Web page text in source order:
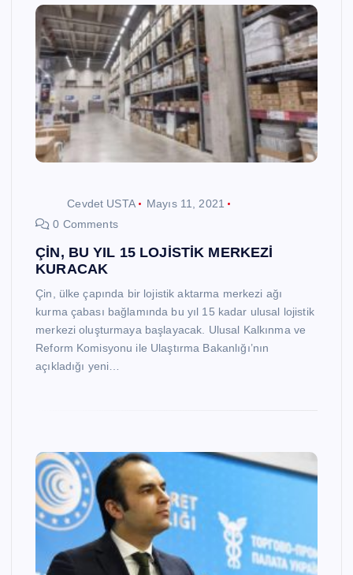
Cevdet USTA
Mayıs 11, 2021
0 Comments
ÇİN, BU YIL 15 LOJİSTİK MERKEZİ
KURACAK
Çin, ülke çapında bir lojistik aktarma merkezi ağı
kurma çabası bağlamında bu yıl 15 kadar ulusal lojistik
merkezi oluşturmaya başlayacak. Ulusal Kalkınma ve
Reform Komisyonu ile Ulaştırma Bakanlığı’nın
açıkladığı yeni…